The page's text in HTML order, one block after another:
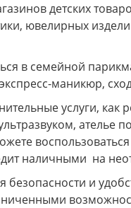
детских
ювелирных
в семейной
маникюр,
услуги,
ателье
наличными на
и